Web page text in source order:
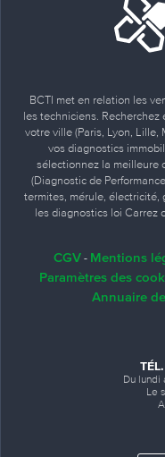
BCTI met en relation les
les techniciens.
votre ville (Paris, Lyon,
vos diagnostics
sélectionnez la meilleure
(Diagnostic de
termites, mérule, électricité,
les diagnostics loi Carrez
CGV - Mentions
Paramètres des
Annuaire
Du lundi
Le